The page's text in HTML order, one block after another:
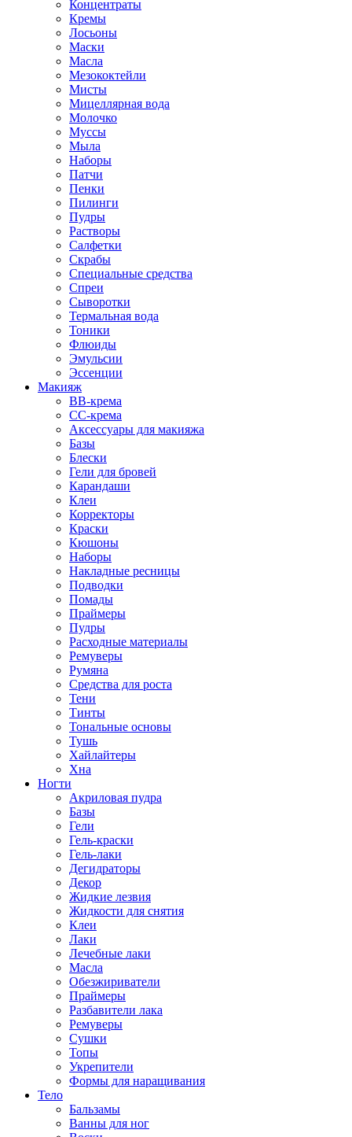
Концентраты
Кремы
Лосьоны
Маски
Масла
Мезококтейли
Мисты
Мицеллярная вода
Молочко
Муссы
Мыла
Наборы
Патчи
Пенки
Пилинги
Пудры
Растворы
Салфетки
Скрабы
Специальные средства
Спреи
Сыворотки
Термальная вода
Тоники
Флюиды
Эмульсии
Эссенции
Макияж
BB-крема
CC-крема
Аксессуары для макияжа
Базы
Блески
Гели для бровей
Карандаши
Клеи
Корректоры
Краски
Кюшоны
Наборы
Накладные ресницы
Подводки
Помады
Праймеры
Пудры
Расходные материалы
Ремуверы
Румяна
Средства для роста
Тени
Тинты
Тональные основы
Тушь
Хайлайтеры
Хна
Ногти
Акриловая пудра
Базы
Гели
Гель-краски
Гель-лаки
Дегидраторы
Декор
Жидкие лезвия
Жидкости для снятия
Клеи
Лаки
Лечебные лаки
Масла
Обезжириватели
Праймеры
Разбавители лака
Ремуверы
Сушки
Топы
Укрепители
Формы для наращивания
Тело
Бальзамы
Ванны для ног